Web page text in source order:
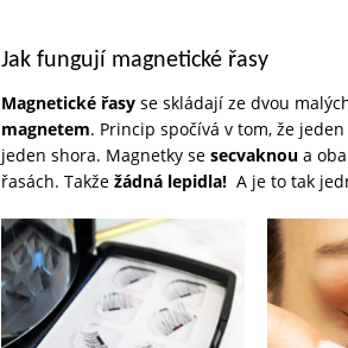
Jak fungují magnetické řasy
Magnetické řasy se skládají ze dvou
magnetem. Princip spočívá v tom, že
jeden shora. Magnetky se secvaknou a
řasách. Takže žádná lepidla! A je to tak